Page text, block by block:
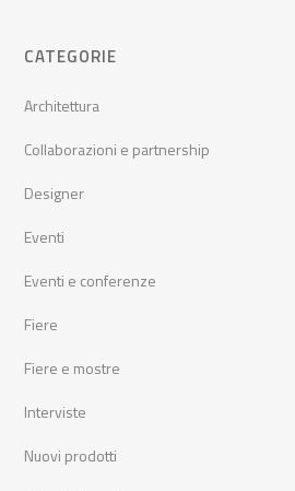
CATEGORIE
Architettura
Collaborazioni e partnership
Designer
Eventi
Eventi e conferenze
Fiere
Fiere e mostre
Interviste
Nuovi prodotti